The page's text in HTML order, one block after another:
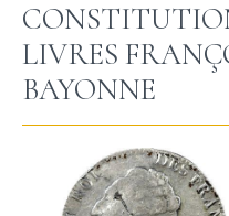
LIVRES
BAYONNE